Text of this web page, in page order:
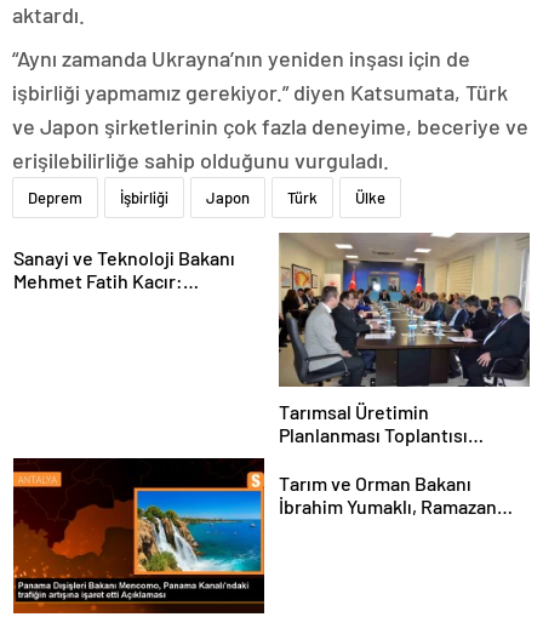
aktardı.
“Aynı zamanda Ukrayna’nın yeniden inşası için de
işbirliği yapmamız gerekiyor.” diyen Katsumata, Türk
ve Japon şirketlerinin çok fazla deneyime, beceriye ve
erişilebilirliğe sahip olduğunu vurguladı.
Deprem İşbirliği Japon Türk Ülke
Sanayi ve Teknoloji Bakanı
Mehmet Fatih Kacır:
Tarımsal Üretimin
Planlanması Toplantısı
Tarım ve Orman Bakanı
İbrahim Yumaklı, Ramazan